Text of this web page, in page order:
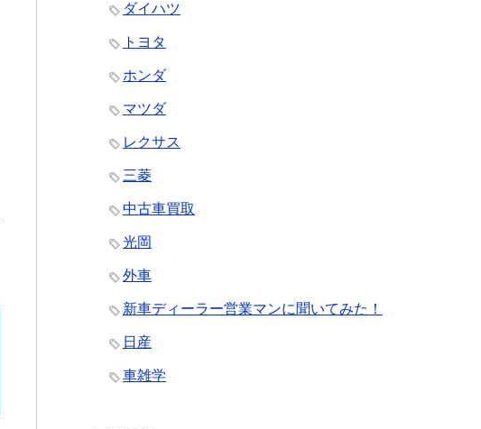
ダイハツ
トヨタ
ホンダ
マツダ
レクサス
三菱
中古車買取
光岡
外車
新車ディーラー営業マンに聞いてみた！
日産
車雑学